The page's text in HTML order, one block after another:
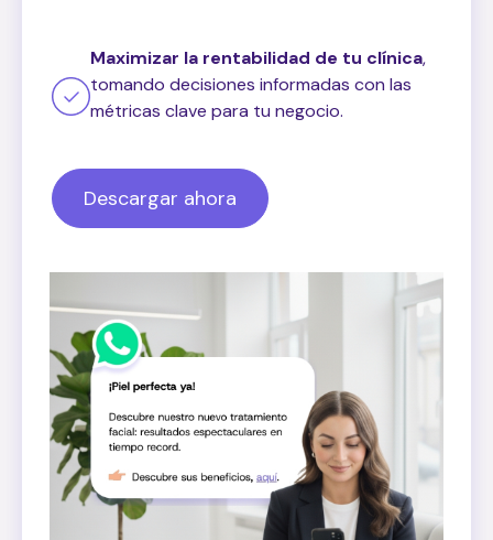
Maximizar la rentabilidad de tu clínica,
tomando decisiones informadas con las
métricas clave para tu negocio.
Descargar ahora